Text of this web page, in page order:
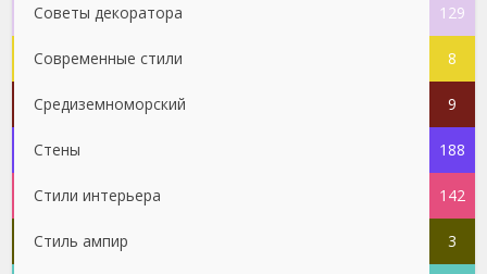
Советы декоратора 129
Современные стили 8
Средиземноморский 9
Стены 188
Стили интерьера 142
Стиль ампир 3